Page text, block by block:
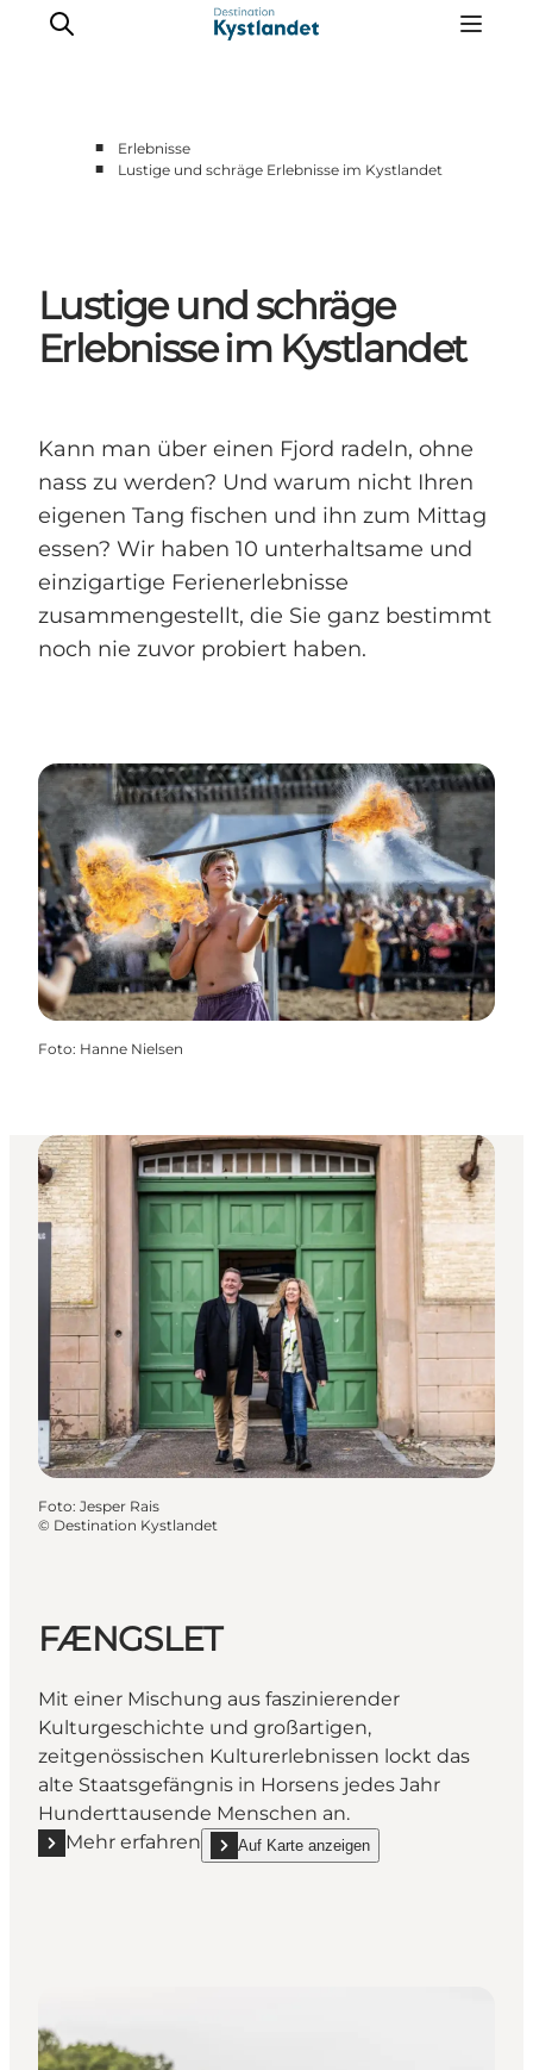
Camping
■
Erlebnisse
■
Lustige und schräge Erlebnisse im Kystlandet
Lustige und schräge
Erlebnisse im Kystlandet
Kann man über einen Fjord radeln, ohne
nass zu werden? Und warum nicht Ihren
eigenen Tang fischen und ihn zum Mittag
essen? Wir haben 10 unterhaltsame und
einzigartige Ferienerlebnisse
zusammengestellt, die Sie ganz bestimmt
noch nie zuvor probiert haben.
Foto: Hanne Nielsen
Foto: Jesper Rais
© Destination Kystlandet
FÆNGSLET
Mit einer Mischung aus faszinierender
Kulturgeschichte und großartigen,
zeitgenössischen Kulturerlebnissen lockt das
alte Staatsgefängnis in Horsens jedes Jahr
Hunderttausende Menschen an.
Mehr erfahren
Mehr erfahren "FÆNGSLET"Auf Karte anzeigen
show FÆNGSLET on_map